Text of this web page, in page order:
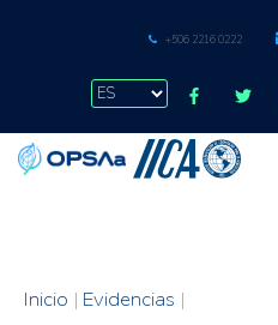
+506 2216 0222
Inicio | Evidencias |